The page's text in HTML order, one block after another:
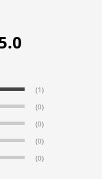
(1)
(0)
(0)
(0)
(0)